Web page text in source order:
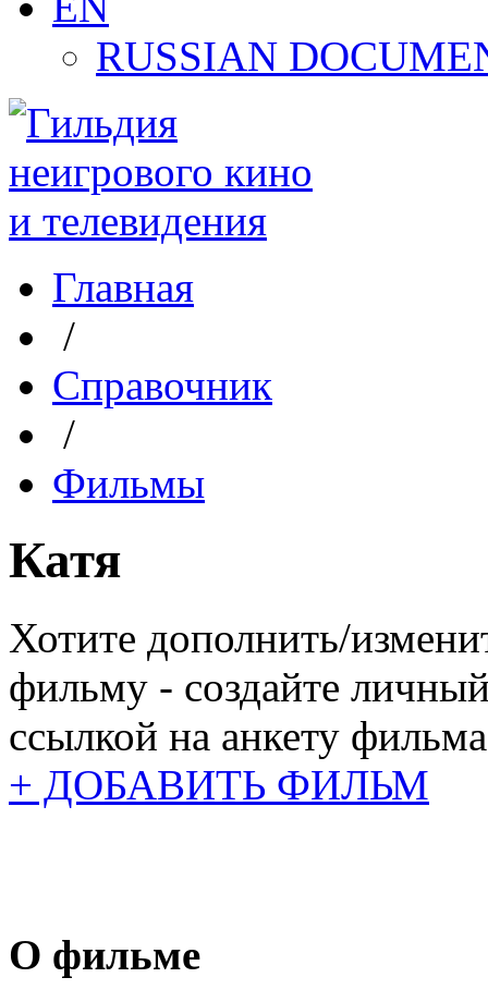
RUSSIAN
Главная
/
Справочник
/
Фильмы
Катя
Хотите дополнить/
фильму - создайте
ссылкой на анкету
+ ДОБАВИТЬ ФИЛЬМ
О фильме